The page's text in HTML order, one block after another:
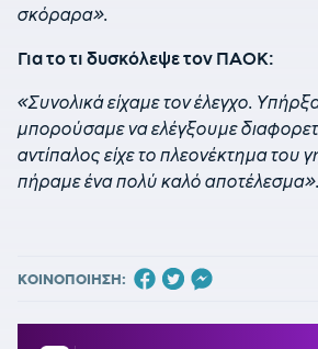
σκόραρα».
Για το τι δυσκόλεψε τον ΠΑΟΚ:
«Συνολικά είχαμε τον έλεγχο.
μπορούσαμε να ελέγξουμε
αντίπαλος είχε το πλεονέκτημα του
πήραμε ένα πολύ καλό αποτέλεσμα».
ΚΟΙΝΟΠΟΙΗΣΗ: